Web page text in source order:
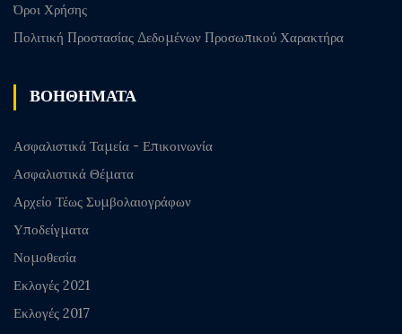
Όροι Χρήσης
Πολιτική Προστασίας Δεδομένων Προσωπικού Χαρακτήρα
ΒΟΗΘΗΜΑΤΑ
Ασφαλιστικά Ταμεία - Επικοινωνία
Ασφαλιστικά Θέματα
Αρχείο Τέως Συμβολαιογράφων
Υποδείγματα
Νομοθεσία
Εκλογές 2021
Εκλογές 2017